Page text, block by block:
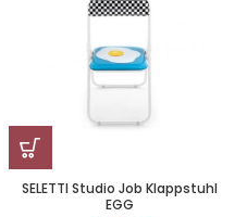
SELETTI Studio Job Klappstuhl
EGG